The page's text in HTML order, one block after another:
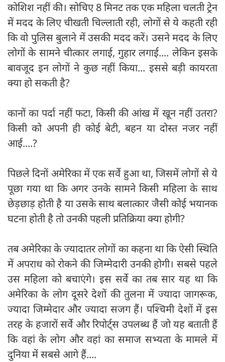
कोशिश नहीं की। सोचिए 8 मिनट तक एक महिला चलती ट्रेन
में मदद के लिए चीखती चिल्लाती रही, लोगों से ये कहती रही
कि वो पुलिस बुलाने में उसकी मदद करें। उसने मदद के लिए
लोगों के सामने चीत्कार लगाई, गुहार लगाई.... लेकिन इसके
बावजूद इन लोगों ने कुछ नहीं किया... इससे बड़ी कायरता
क्या हो सकती है?
कानों का पर्दा नहीं फटा, किसी की आंख में खून नहीं उतरा?
किसी को अपनी ही कोई बेटी, बहन या दोस्त नजर नहीं
आई....?
पिछले दिनों अमेरिका में एक सर्वे हुआ था, जिसमें लोगों से ये
पूछा गया था कि अगर उनके सामने किसी महिला के साथ
छेड़छाड़ होती है या उसके साथ बलात्कार जैसी कोई भयानक
घटना होती है तो उनकी पहली प्रतिक्रिया क्या होगी?
तब अमेरिका के ज्यादातर लोगों का कहना था कि ऐसी स्थिति
में अपराध को रोकने की जिम्मेदारी उनकी होगी। सबसे पहले
उस महिला को बचाएंगे। इस सर्वे का तब सार यह था कि
अमेरिका के लोग दूसरे देशों की तुलना में ज्यादा जागरूक,
ज्यादा जिम्मेदार और ज्यादा सजग हैं। पश्चिमी देशों में इस
तरह के हजारों सर्वे और रिपोर्ट्स उपलब्ध हैं जो यह बताती हैं
कि वहां के लोग और वहां का समाज सभ्यता के मामले में
दुनिया में सबसे आगे हैं....